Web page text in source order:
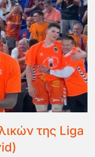
της Liga